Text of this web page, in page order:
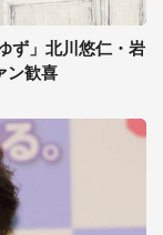
ず」北川悠仁・岩
ン歓喜